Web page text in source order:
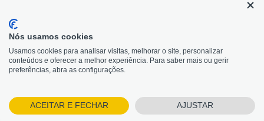
© 2026, Bildit. Todos os direitos reservados | Powered
by Toogas, with
Magento
Precisa de Ajuda?
Nós usamos cookies
Usamos cookies para analisar visitas, melhorar o site, personalizar
conteúdos e oferecer a melhor experiência. Para saber mais ou gerir
preferências, abra as configurações.
ACEITAR E FECHAR AJUSTAR